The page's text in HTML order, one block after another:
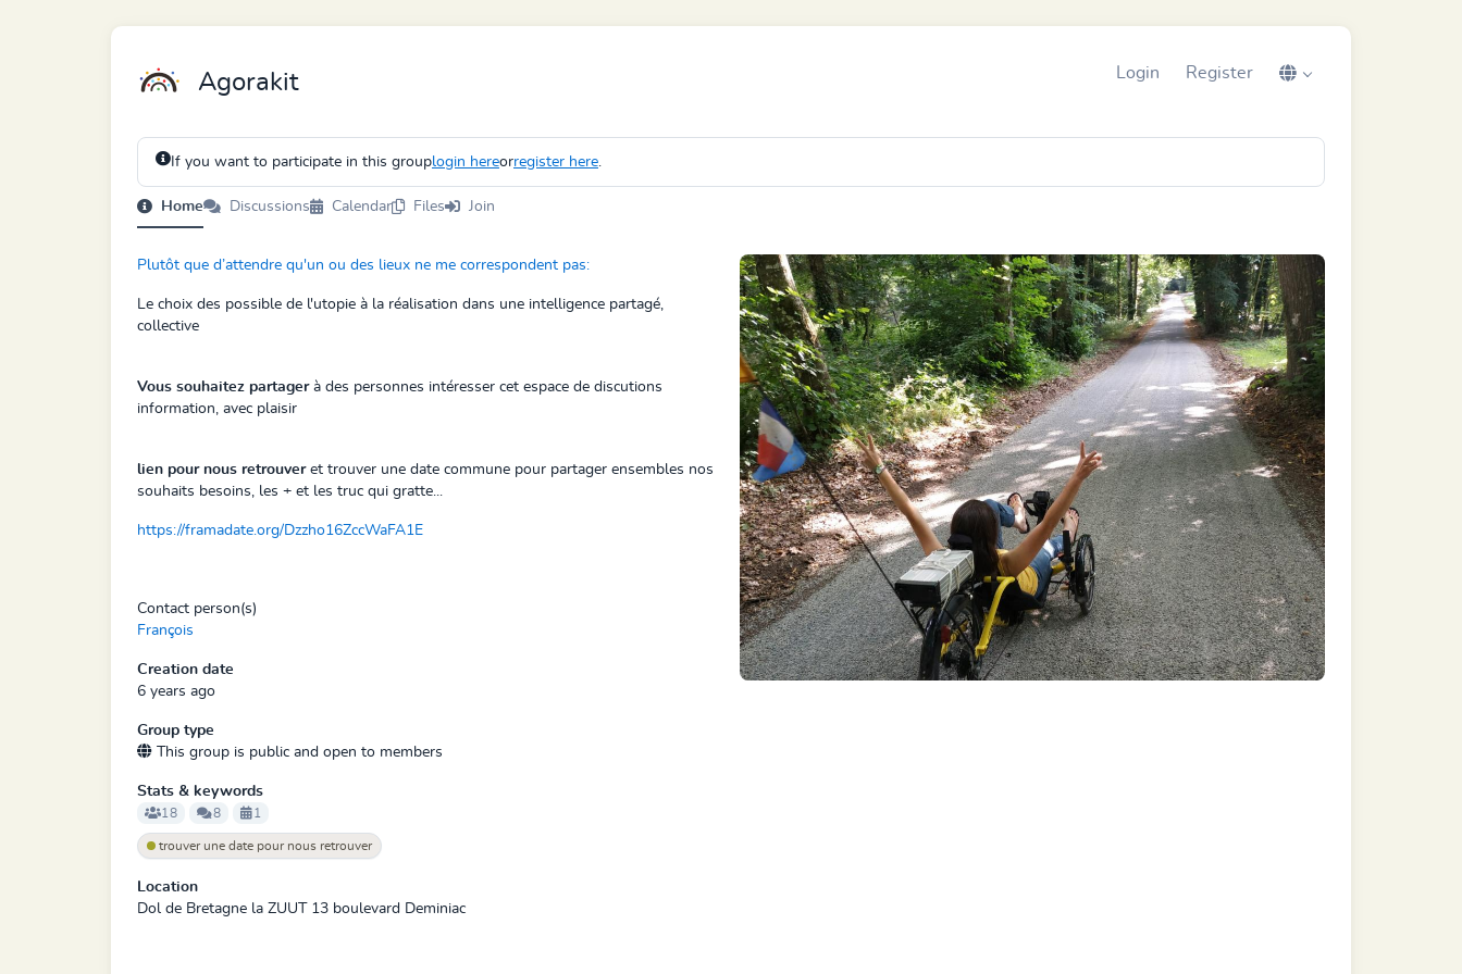
Agorakit Login Register
If you want to participate in this grouplogin hereorregister here.
Home Discussions Calendar Files Join
Plutôt que d’attendre qu'un ou des lieux ne me correspondent pas:
Le choix des possible de l'utopie à la réalisation dans une intelligence partagé,
collective
Vous souhaitez partagerà des personnes intéresser cet espace de discutions
information, avec plaisir
lien pour nous retrouveret trouver une date commune pour partager ensembles nos
souhaits besoins, les + et les truc qui gratte...
https://framadate.org/Dzzho16ZccWaFA1E
Contact person(s)
François
Creation date
6 years ago
Group type
This group is public and open to members
Stats & keywords
18 8 1
trouver une date pour nous retrouver
Location
Dol de Bretagne la ZUUT 13 boulevard Deminiac